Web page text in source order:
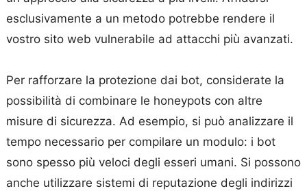
esclusivamente a un metodo potrebbe rendere il
vostro sito web vulnerabile ad attacchi più avanzati.
Per rafforzare la protezione dai bot, considerate la
possibilità di combinare le honeypots con altre
misure di sicurezza. Ad esempio, si può analizzare il
tempo necessario per compilare un modulo: i bot
sono spesso più veloci degli esseri umani. Si possono
anche utilizzare sistemi di reputazione degli indirizzi